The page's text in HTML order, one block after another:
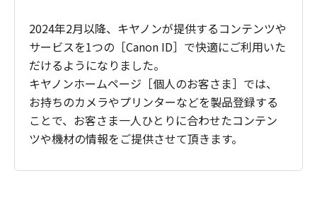
2024年2月以降、キヤノンが提供するコンテンツや
サービスを1つの［Canon ID］で快適にご利用いた
だけるようになりました。
キヤノンホームページ［個人のお客さま］では、
お持ちのカメラやプリンターなどを製品登録する
ことで、お客さま一人ひとりに合わせたコンテン
ツや機材の情報をご提供させて頂きます。